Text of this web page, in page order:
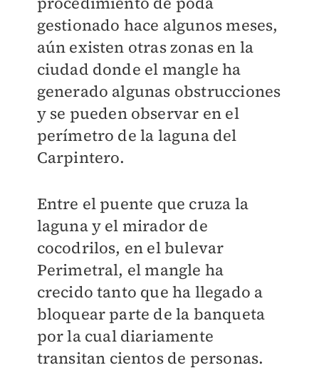
gestionado hace algunos meses,
aún existen otras zonas en la
ciudad donde el mangle ha
generado algunas obstrucciones
y se pueden observar en el
perímetro de la laguna del
Carpintero.
Entre el puente que cruza la
laguna y el mirador de
cocodrilos, en el bulevar
Perimetral, el mangle ha
crecido tanto que ha llegado a
bloquear parte de la banqueta
por la cual diariamente
transitan cientos de personas.